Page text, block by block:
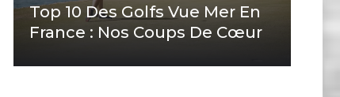
Top 10 Des Golfs Vue Mer En
France : Nos Coups De Cœur